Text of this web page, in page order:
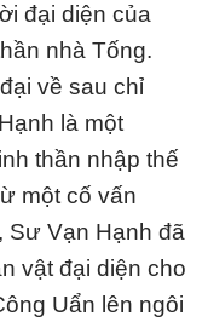
đại diện của
nhà Tống.
về sau chỉ
là một
thần nhập thế
một cố vấn
Sư Vạn Hạnh đã
vật đại diện cho
Uẩn lên ngôi